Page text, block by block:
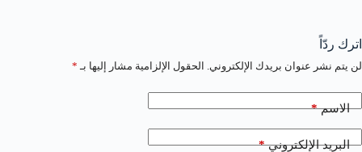
اترك ردّاً
لن يتم نشر عنوان بريدك الإلكتروني. الحقول الإلزامية مشار إليها بـ *
الاسم*
البريد الإلكتروني*